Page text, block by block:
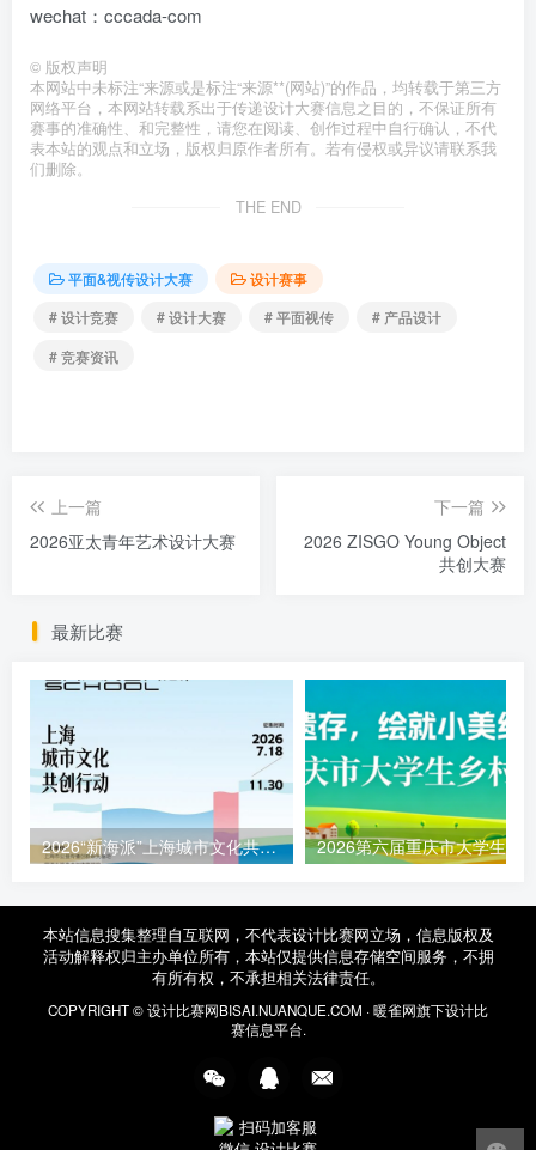
wechat：cccada-com
© 版权声明
本网站中未标注“来源或是标注“来源**(网站)”的作品，均转载于第三方
网络平台，本网站转载系出于传递设计大赛信息之目的，不保证所有
赛事的准确性、和完整性，请您在阅读、创作过程中自行确认，不代
表本站的观点和立场，版权归原作者所有。若有侵权或异议请联系我
们删除。
THE END
平面&视传设计大赛
设计赛事
# 设计竞赛
# 设计大赛 # 平面视传
# 产品设计
# 竞赛资讯
上一篇
2026亚太青年艺术设计大赛
下一篇
2026 ZISGO Young Object
共创大赛
最新比赛
2026“新海派”上海城市文化共创行动征集函
本站信息搜集整理自互联网，不代表设计比赛网立场，信息版权及
活动解释权归主办单位所有，本站仅提供信息存储空间服务，不拥
有所有权，不承担相关法律责任。
COPYRIGHT ©设计比赛网BISAI.NUANQUE.COM ·暖雀网旗下设计比
赛信息平台.